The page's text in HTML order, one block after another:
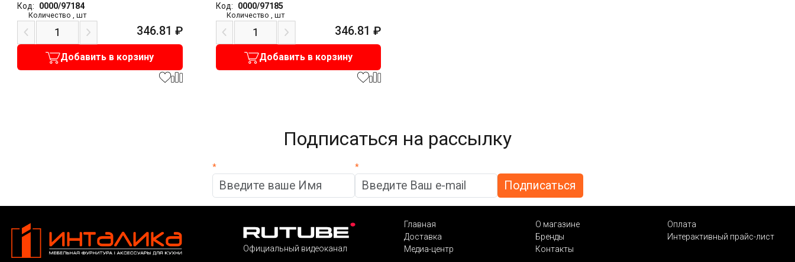
Код:
0000/97184
Количество шт
346.81 ₽
Добавить в корзину
Код:
0000/97185
Количество ,шт
346.81 ₽
Добавить в корзину
Подписаться на рассылку
* *
Официальный видеоканал
Главная О магазине
Оплата
Доставка
Бренды
Интерактивный прайс-лист
Медиа-центр
Контакты